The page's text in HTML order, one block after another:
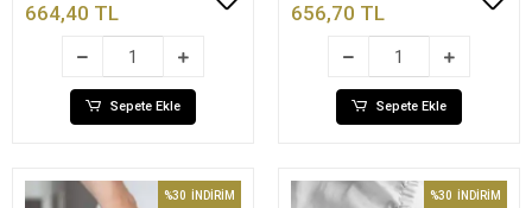
664,40 TL
Sepete Ekle
656,70 TL
Sepete Ekle
%30 İNDİRİM %30 İNDİRİM